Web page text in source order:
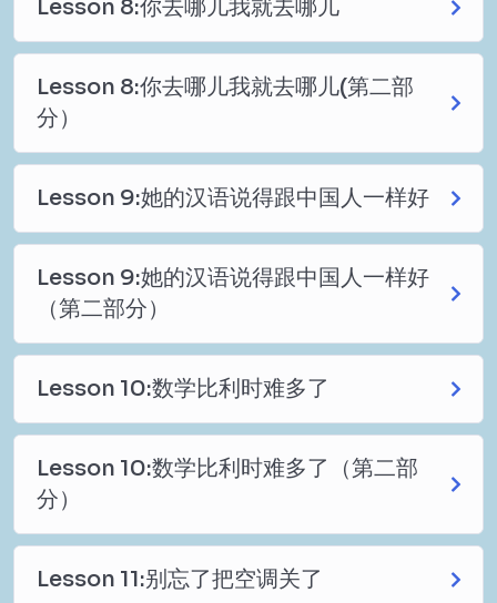
Lesson 8:你去哪儿我就去哪儿
Lesson 8:你去哪儿我就去哪儿(第二部
分）
Lesson 9:她的汉语说得跟中国人一样好
Lesson 9:她的汉语说得跟中国人一样好
（第二部分）
Lesson 10:数学比利时难多了
Lesson 10:数学比利时难多了（第二部
分）
Lesson 11:别忘了把空调关了